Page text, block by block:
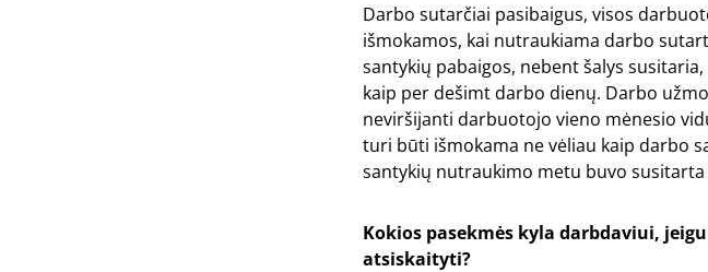
Darbo sutarčiai pasibaigus, visos
išmokamos, kai nutraukiama darbo
santykių pabaigos, nebent šalys
kaip per dešimt darbo dienų. Darbo
neviršijanti darbuotojo vieno mėnesio
turi būti išmokama ne vėliau kaip darbo
santykių nutraukimo metu buvo susitarta
Kokios pasekmės kyla darbdaviui,
atsiskaityti?